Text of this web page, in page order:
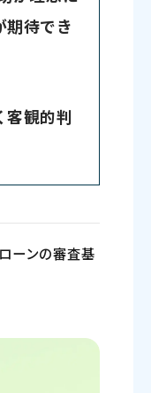
期待でき
観的判
ーンの審査基